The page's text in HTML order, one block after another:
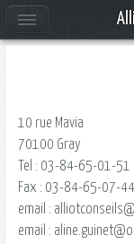
10 rue Mavia
70100 Gray
Tel : 03-84-65-01-51
Fax : 03-84-65-07-44
email :
email :